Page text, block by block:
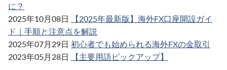
に？
2025年10月08日
【2025年最新版】海外FX口座開設ガイ
ド｜手順と注意点を解説
2025年07月29日 初心者でも始められる海外FXの金取引
2023年05月28日
【主要用語ピックアップ】